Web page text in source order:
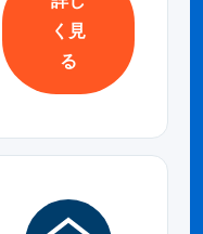
く見
る